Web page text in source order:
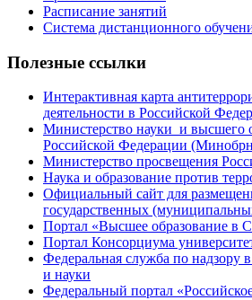
Расписание занятий
Система дистанционного
Полезные ссылки
Интерактивная карта
деятельности в Российской
Министерство науки и высшего
Российской Федерации
Министерство просвещения
Наука и образование против
Официальный сайт для
государственных
Портал «Высшее образование в
Портал Консорциума
Федеральная служба по надзору
и науки
Федеральный портал